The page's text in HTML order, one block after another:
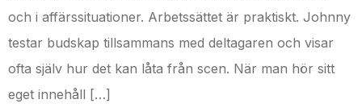
och i affärssituationer. Arbetssättet är praktiskt. Johnny
testar budskap tillsammans med deltagaren och visar
ofta själv hur det kan låta från scen. När man hör sitt
eget innehåll […]